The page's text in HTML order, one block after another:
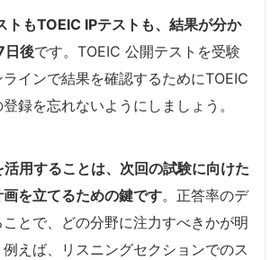
トもTOEIC IPテストも、結果が分か
日後です。TOEIC 公開テストを受験
インで結果を確認するためにTOEIC
録を忘れないようにしましょう。
用することは、次回の試験に向けた
を立てるための鍵です。正答率のデ
とで、どの分野に注力すべきかが明
えば、リスニングセクションでのス